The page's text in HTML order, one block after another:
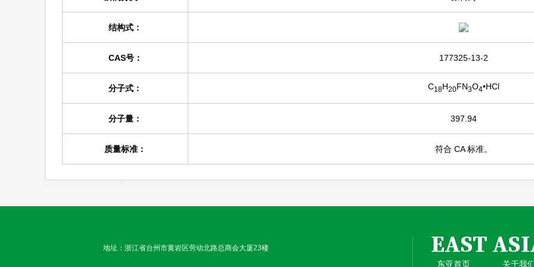
结构式：
CAS号： 177325-13-2
分子式： C18H20FN3O4•HCl
分子量： 397.94
质量标准： 符合 CA 标准。
地址：浙江省台州市黄岩区劳动北路总商会大厦23楼
东亚首页 关于我